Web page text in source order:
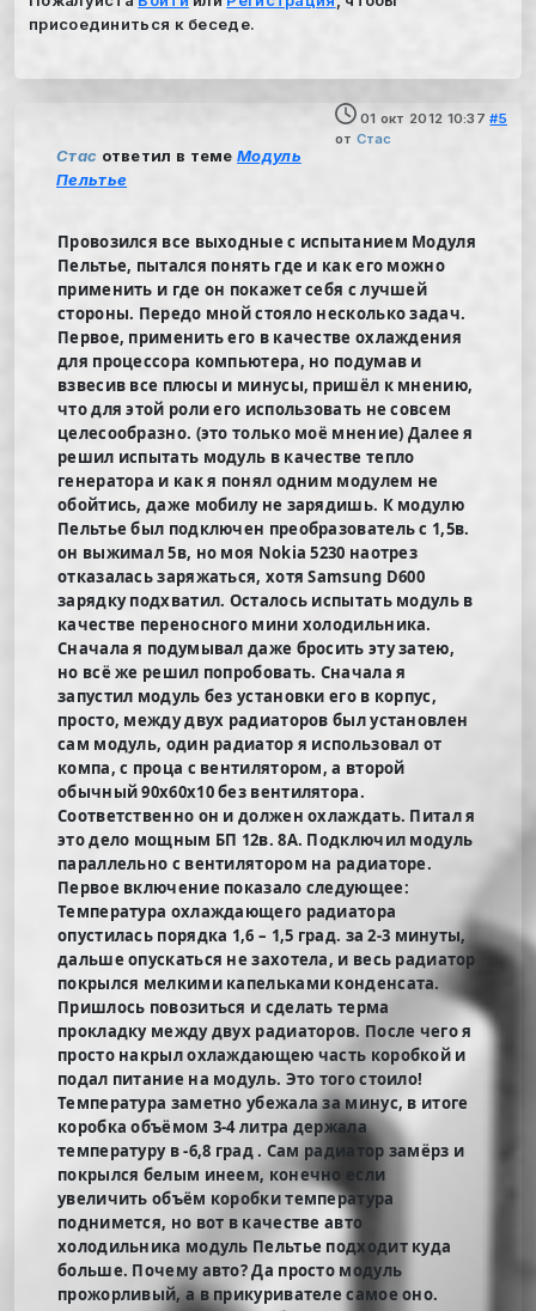
присоединиться к беседе.
01 окт 2012 10:37 #5
от Стас
Стас ответил в темеМодуль
Пельтье
Провозился все выходные с испытанием Модуля
Пельтье, пытался понять где и как его можно
применить и где он покажет себя с лучшей
стороны. Передо мной стояло несколько задач.
Первое, применить его в качестве охлаждения
для процессора компьютера, но подумав и
взвесив все плюсы и минусы, пришёл к мнению,
что для этой роли его использовать не совсем
целесообразно. (это только моё мнение) Далее я
решил испытать модуль в качестве тепло
генератора и как я понял одним модулем не
обойтись, даже мобилу не зарядишь. К модулю
Пельтье был подключен преобразователь с 1,5в.
он выжимал 5в, но моя Nokia 5230 наотрез
отказалась заряжаться, хотя Samsung D600
зарядку подхватил. Осталось испытать модуль в
качестве переносного мини холодильника.
Сначала я подумывал даже бросить эту затею,
но всё же решил попробовать. Сначала я
запустил модуль без установки его в корпус,
просто, между двух радиаторов был установлен
сам модуль, один радиатор я использовал от
компа, с проца с вентилятором, а второй
обычный 90х60х10 без вентилятора.
Соответственно он и должен охлаждать. Питал я
это дело мощным БП 12в. 8А. Подключил модуль
параллельно с вентилятором на радиаторе.
Первое включение показало следующее:
Температура охлаждающего радиатора
опустилась порядка 1,6 – 1,5 град. за 2-3 минуты,
дальше опускаться не захотела, и весь радиатор
покрылся мелкими капельками конденсата.
Пришлось повозиться и сделать терма
прокладку между двух радиаторов. После чего я
просто накрыл охлаждающею часть коробкой и
подал питание на модуль. Это того стоило!
Температура заметно убежала за минус, в итоге
коробка объёмом 3-4 литра держала
температуру в -6,8 град . Сам радиатор замёрз и
покрылся белым инеем, конечно если
увеличить объём коробки температура
поднимется, но вот в качестве авто
холодильника модуль Пельтье подходит куда
больше. Почему авто? Да просто модуль
прожорливый, а в прикуривателе самое оно.